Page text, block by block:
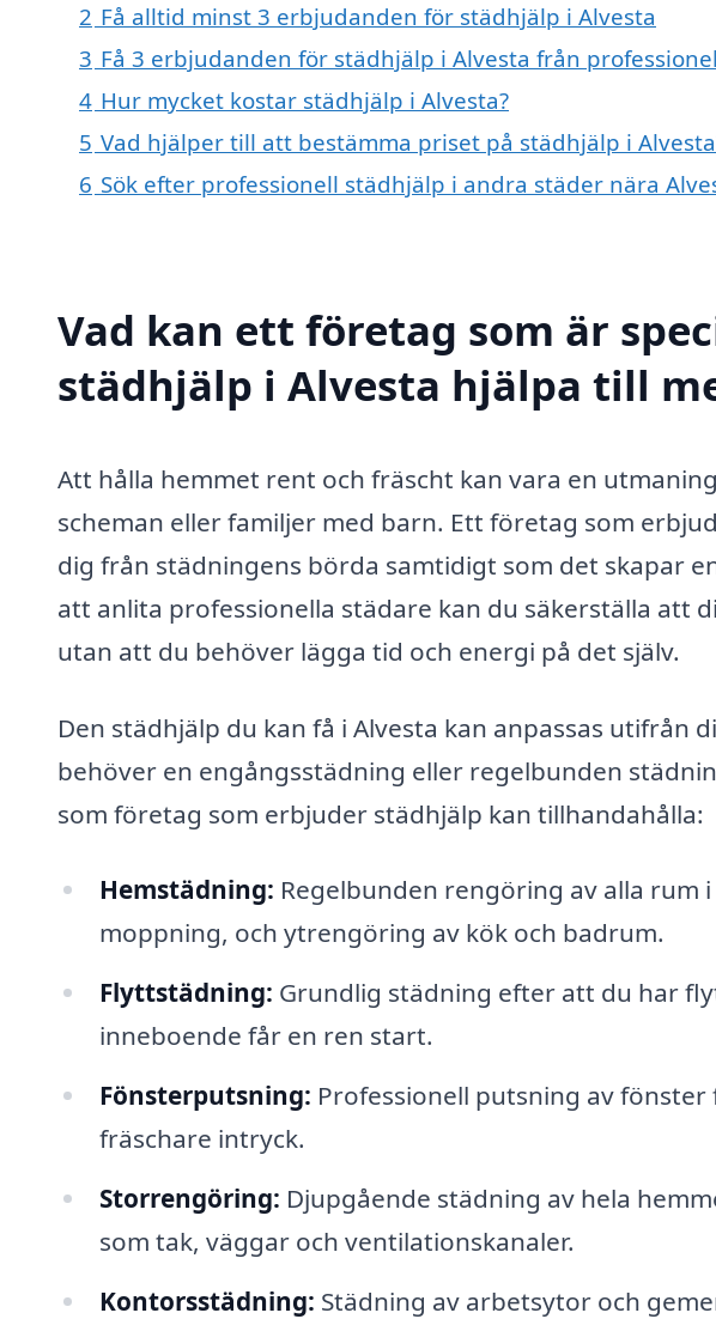
2 Få alltid minst 3 erbjudanden för städhjälp i Alvesta
3 Få 3 erbjudanden för städhjälp i Alvesta från
4 Hur mycket kostar städhjälp i Alvesta?
5 Vad hjälper till att bestämma priset på städhjälp i
6 Sök efter professionell städhjälp i andra städer nära
Vad kan ett företag som är
städhjälp i Alvesta hjälpa till
Att hålla hemmet rent och fräscht kan vara en
scheman eller familjer med barn. Ett företag som
dig från städningens börda samtidigt som det skapar
att anlita professionella städare kan du säkerställa att
utan att du behöver lägga tid och energi på det själv.
Den städhjälp du kan få i Alvesta kan anpassas utifrån
behöver en engångsstädning eller regelbunden
som företag som erbjuder städhjälp kan tillhandahålla:
Hemstädning: Regelbunden rengöring av alla rum
moppning, och ytrengöring av kök och badrum.
Flyttstädning: Grundlig städning efter att du har
inneboende får en ren start.
Fönsterputsning: Professionell putsning av
fräschare intryck.
Storrengöring: Djupgående städning av hela
som tak, väggar och ventilationskanaler.
Kontorsstädning: Städning av arbetsytor och